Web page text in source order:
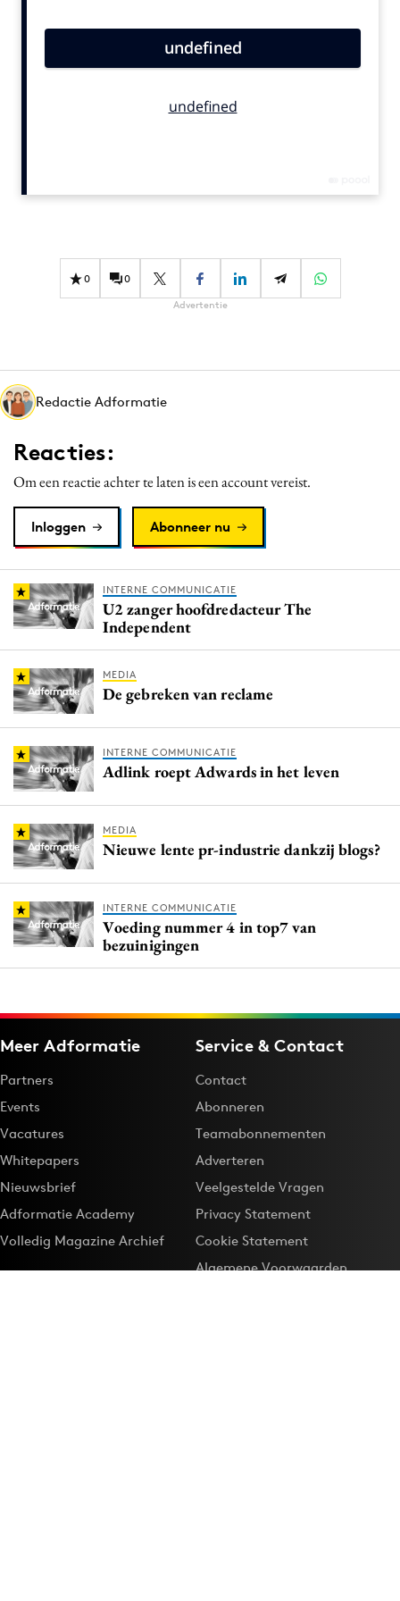
Carriere
Diversiteit
Interne communicatie
Martech
Media
Merkstrategie
PR
Purpose Marketing
Reputatie & crisis
0 0
Advertentie
Redactie Adformatie
Reacties:
Om een reactie achter te laten is een account vereist.
Inloggen Abonneer nu
INTERNE COMMUNICATIE
U2 zanger hoofdredacteur The
Independent
MEDIA
De gebreken van reclame
INTERNE COMMUNICATIE
Adlink roept Adwards in het leven
MEDIA
Nieuwe lente pr-industrie dankzij blogs?
INTERNE COMMUNICATIE
Voeding nummer 4 in top7 van
bezuinigingen
Meer Adformatie
Partners
Events
Vacatures
Whitepapers
Nieuwsbrief
Adformatie Academy
Volledig Magazine Archief
Service & Contact
Contact
Abonneren
Teamabonnementen
Adverteren
Veelgestelde Vragen
Privacy Statement
Cookie Statement
Algemene Voorwaarden